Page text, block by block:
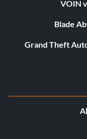
VOIN
Blade
Grand Theft